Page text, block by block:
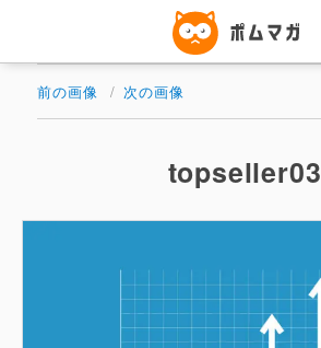
ン
前の画像 次の画像
topseller03